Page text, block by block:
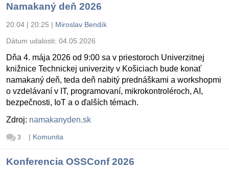
Namakaný deň 2026
20.04 | 20:25 | Miroslav Bendík
Dátum udalosti: 04.05.2026
Dňa 4. mája 2026 od 9:00 sa v priestoroch Univerzitnej
knižnice Technickej univerzity v Košiciach bude konať
namakaný deň, teda deň nabitý prednáškami a workshopmi
o vzdelávaní v IT, programovaní, mikrokontroléroch, AI,
bezpečnosti, IoT a o ďalších témach.
Zdroj: namakanyden.sk
3 | Komunita
Konferencia OSSConf 2026